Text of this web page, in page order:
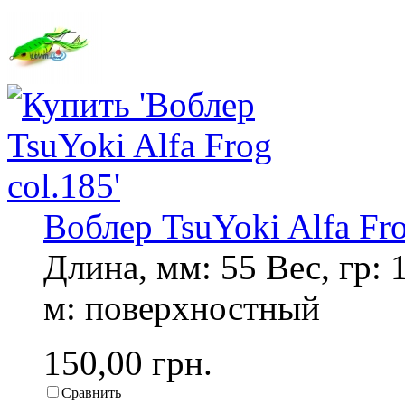
Воблер TsuYoki Alfa
Длина, мм: 55 Вес, гр:
м: поверхностный
150,00 грн.
Сравнить